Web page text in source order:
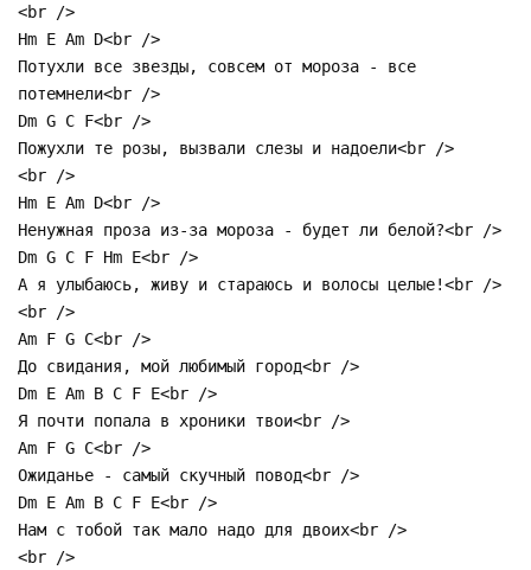
<br />
Нm E Am D<br />
Потухли все звезды, совсем от мороза - все
потемнели<br />
Dm G C F<br />
Пожухли те розы, вызвали слезы и надоели<br />
<br />
Нm E Am D<br />
Ненужная проза из-за мороза - будет ли белой?<br />
Dm G C F Нm E<br />
А я улыбаюсь, живу и стараюсь и волосы целые!<br />
<br />
Am F G C<br />
До свидания, мой любимый город<br />
Dm E Am В C F E<br />
Я почти попала в хроники твои<br />
Am F G C<br />
Ожиданье - самый скучный повод<br />
Dm E Am В C F E<br />
Нам с тобой так мало надо для двоих<br />
<br />